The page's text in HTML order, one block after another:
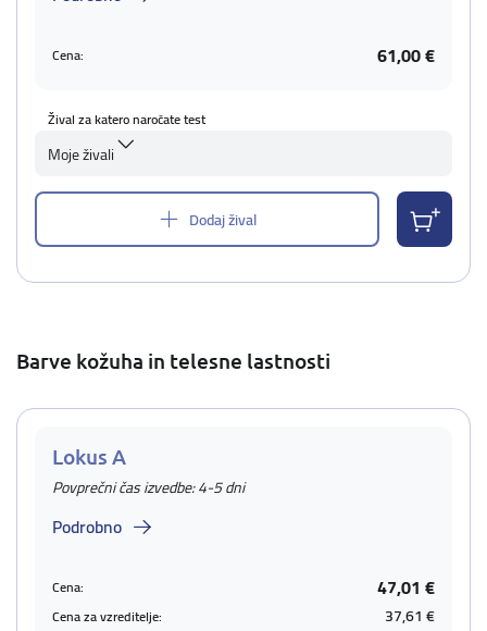
Cena: 61,00 €
Žival za katero naročate test
Moje živali
Dodaj žival
Barve kožuha in telesne lastnosti
Lokus A
Povprečni čas izvedbe: 4-5 dni
Podrobno
Cena: 47,01 €
Cena za vzreditelje: 37,61 €